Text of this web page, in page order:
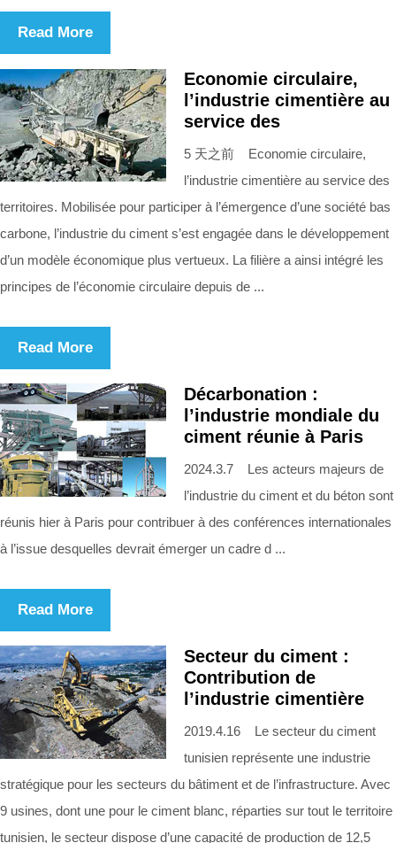
Read More
Economie circulaire,
l’industrie cimentière au
service des
5 天之前 Economie circulaire,
l’industrie cimentière au service des
territoires. Mobilisée pour participer à l’émergence d’une société bas
carbone, l’industrie du ciment s’est engagée dans le développement
d’un modèle économique plus vertueux. La filière a ainsi intégré les
principes de l’économie circulaire depuis de ...
Read More
Décarbonation :
l’industrie mondiale du
ciment réunie à Paris
2024.3.7 Les acteurs majeurs de
l’industrie du ciment et du béton sont
réunis hier à Paris pour contribuer à des conférences internationales
à l’issue desquelles devrait émerger un cadre d ...
Read More
Secteur du ciment :
Contribution de
l’industrie cimentière
2019.4.16 Le secteur du ciment
tunisien représente une industrie
stratégique pour les secteurs du bâtiment et de l’infrastructure. Avec
9 usines, dont une pour le ciment blanc, réparties sur tout le territoire
tunisien, le secteur dispose d’une capacité de production de 12,5